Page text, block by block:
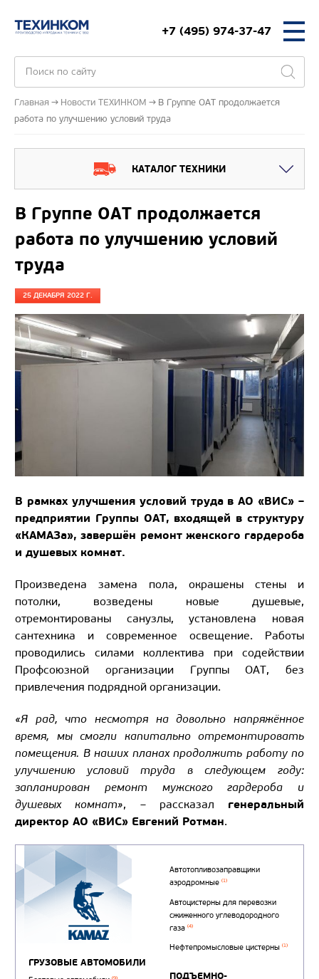
+7 (495) 974-37-47
Главная Новости ТЕХИНКОМ
В Группе ОАТ продолжается
работа по улучшению условий труда
КАТАЛОГ ТЕХНИКИ
В Группе ОАТ продолжается
работа по улучшению условий
труда
25 ДЕКАБРЯ 2022 Г.
В рамках улучшения условий труда в АО «ВИС» –
предприятии Группы ОАТ, входящей в структуру
«КАМАЗа», завершён ремонт женского гардероба
и душевых комнат.
Произведена замена пола, окрашены стены и
потолки, возведены новые душевые,
отремонтированы санузлы, установлена новая
сантехника и современное освещение. Работы
проводились силами коллектива при содействии
Профсоюзной организации Группы ОАТ, без
привлечения подрядной организации.
«Я рад, что несмотря на довольно напряжённое
время, мы смогли капитально отремонтировать
помещения. В наших планах продолжить работу по
улучшению условий труда в следующем году:
запланирован ремонт мужского гардероба и
душевых комнат», – рассказал генеральный
директор АО «ВИС» Евгений Ротман.